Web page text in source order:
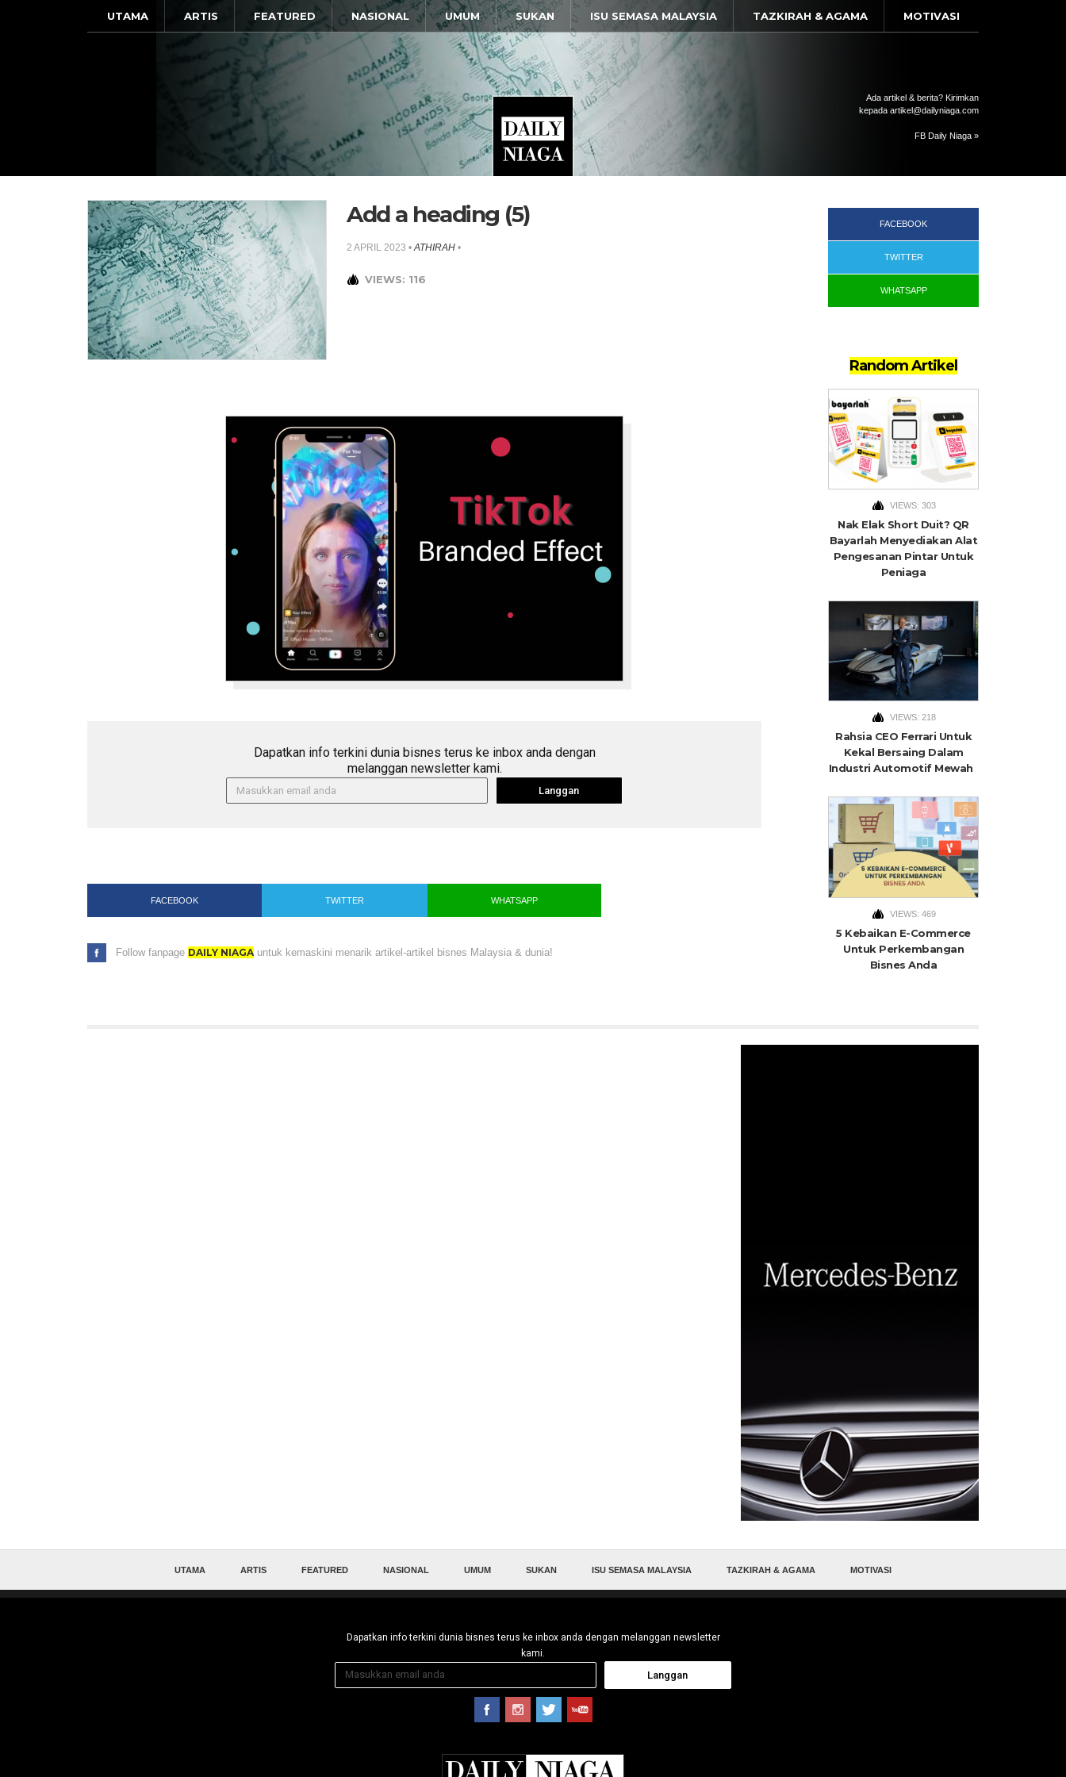
UTAMA ARTIS FEATURED NASIONAL UMUM SUKAN ISU SEMASA MALAYSIA TAZKIRAH & AGAMA MOTIVASI
Ada artikel & berita? Kirimkan
kepada artikel@dailyniaga.com
FB Daily Niaga »
Add a heading (5)
2 APRIL 2023 •ATHIRAH •
VIEWS: 116
Dapatkan info terkini dunia bisnes terus ke inbox anda dengan
melanggan newsletter kami.
Langgan
FACEBOOK TWITTER WHATSAPP
Follow fanpage DAILY NIAGAuntuk kemaskini menarik artikel-artikel bisnes Malaysia & dunia!
FACEBOOK
TWITTER
WHATSAPP
Random Artikel
VIEWS: 303
Nak Elak Short Duit? QR
Bayarlah Menyediakan Alat
Pengesanan Pintar Untuk
Peniaga
VIEWS: 218
Rahsia CEO Ferrari Untuk
Kekal Bersaing Dalam
Industri Automotif Mewah
VIEWS: 469
5 Kebaikan E-Commerce
Untuk Perkembangan
Bisnes Anda
UTAMA ARTIS FEATURED NASIONAL UMUM SUKAN ISU SEMASA MALAYSIA TAZKIRAH & AGAMA MOTIVASI
Dapatkan info terkini dunia bisnes terus ke inbox anda dengan melanggan newsletter
kami.
Langgan